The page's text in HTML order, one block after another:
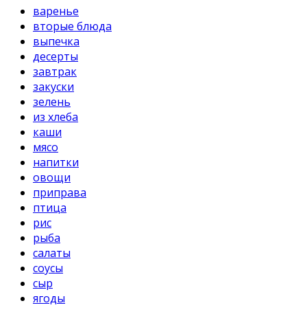
варенье
вторые блюда
выпечка
десерты
завтрак
закуски
зелень
из хлеба
каши
мясо
напитки
овощи
приправа
птица
рис
рыба
салаты
соусы
сыр
ягоды